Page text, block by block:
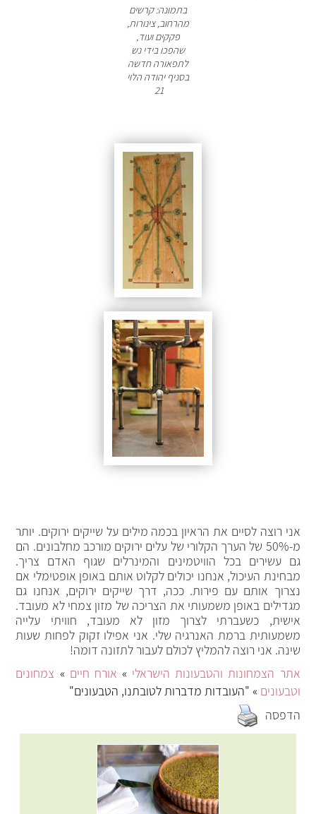
בתמונה: קרשים
מהרחוב, צינורות,
פקקים ועוד,
שהפכו בידי נש
לתפאורה חדשה
בסניף יהודה הלוי
21
אני רוצה לסיים את הראיון בכמה מילים על שייקים ירוקים. יותר
מ-50% של הערך הקלורי של עלים ירוקים מורכב מחלבונים. הם
גם עשירים בכל הוויטמינים והמינרלים שגוף האדם צריך.
מבחינת העיכול, אנחנו יכולים לקלוט אותם באופן אופטימלי אם
נצרוך אותם עם פירות. ככה, דרך שייקים ירוקים, אנחנו גם
מגדילים באופן משמעותי את הצריכה של מזון צמחי לא מעובד.
אישית, כשעברתי לצרוך מזון לא מעובד, חוויתי עלייה
משמעותית ברמת האנרגיה שלי. אני אפילו זקוק לפחות שעות
שינה. אני רוצה להמליץ לכולם לעבור לתזונה דומה!
אתר הצמחונות והטבעונות הישראלי » אורח חיים » צמחונים
וטבעונים » "העובדות מדברות לטובתנו, הטבעונים"
הדפסה